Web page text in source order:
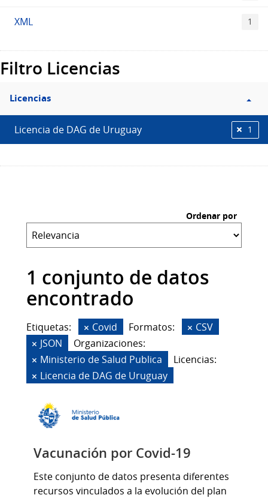
XML 1
Filtro Licencias
Licencias
Licencia de DAG de Uruguay 1
Ordenar por
1 conjunto de datos
encontrado
Etiquetas: Covid Formatos:
CSV
JSON
Organizaciones:
Ministerio de Salud Publica
Licencias:
Licencia de DAG de Uruguay
Vacunación por Covid-19
Este conjunto de datos presenta diferentes
recursos vinculados a la evolución del plan